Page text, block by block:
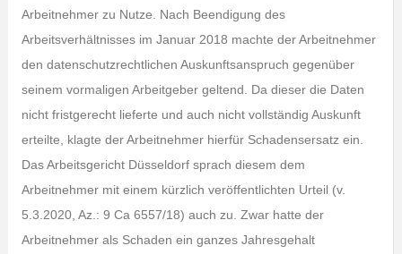
Arbeitnehmer zu Nutze. Nach Beendigung des
Arbeitsverhältnisses im Januar 2018 machte der Arbeitnehmer
den datenschutzrechtlichen Auskunftsanspruch gegenüber
seinem vormaligen Arbeitgeber geltend. Da dieser die Daten
nicht fristgerecht lieferte und auch nicht vollständig Auskunft
erteilte, klagte der Arbeitnehmer hierfür Schadensersatz ein.
Das Arbeitsgericht Düsseldorf sprach diesem dem
Arbeitnehmer mit einem kürzlich veröffentlichten Urteil (v.
5.3.2020, Az.: 9 Ca 6557/18) auch zu. Zwar hatte der
Arbeitnehmer als Schaden ein ganzes Jahresgehalt